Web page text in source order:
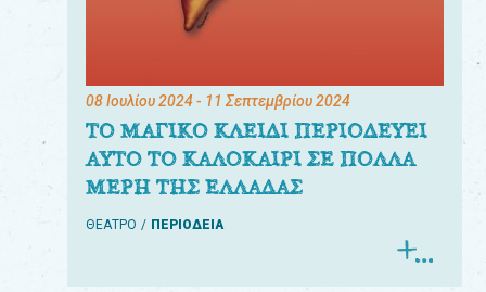
08 Ιουλίου 2024- 11 Σεπτεμβρίου 2024
ΤΟ ΜΑΓΙΚΟ ΚΛΕΙΔΙ ΠΕΡΙΟΔΕΥΕΙ
ΑΥΤΟ ΤΟ ΚΑΛΟΚΑΙΡΙ ΣΕ ΠΟΛΛΑ
ΜΕΡΗ ΤΗΣ ΕΛΛΑΔΑΣ
ΘΕΑΤΡΟ ΠΕΡΙΟΔΕΙΑ